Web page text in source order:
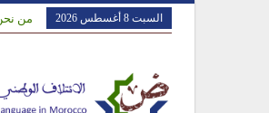
السبت 8 أغسطس 2026 من